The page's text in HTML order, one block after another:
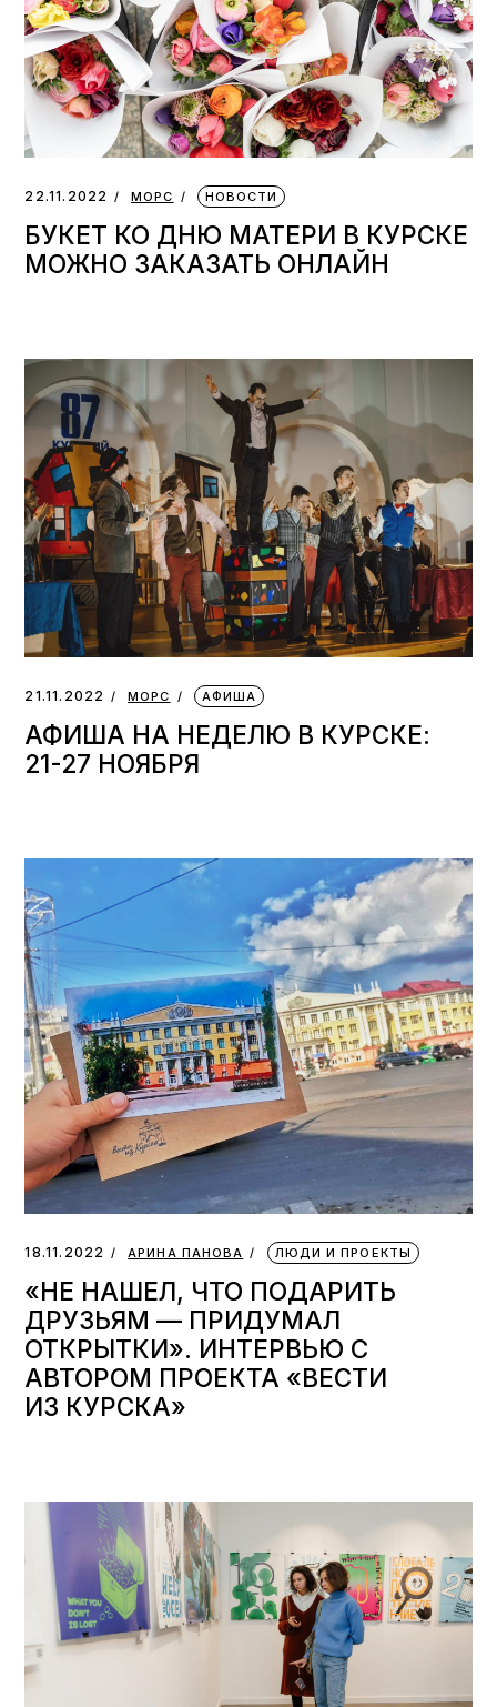
22.11.2022 МОРС НОВОСТИ
БУКЕТ КО ДНЮ МАТЕРИ В КУРСКЕ
МОЖНО ЗАКАЗАТЬ ОНЛАЙН
21.11.2022 МОРС АФИША
АФИША НА НЕДЕЛЮ В КУРСКЕ:
21-27 НОЯБРЯ
18.11.2022 АРИНА ПАНОВА ЛЮДИ И ПРОЕКТЫ
«НЕ НАШЕЛ, ЧТО ПОДАРИТЬ
ДРУЗЬЯМ — ПРИДУМАЛ
ОТКРЫТКИ». ИНТЕРВЬЮ С
АВТОРОМ ПРОЕКТА «ВЕСТИ
ИЗ КУРСКА»